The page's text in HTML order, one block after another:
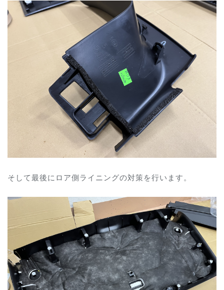
そして最後にロア側ライニングの対策を行います。